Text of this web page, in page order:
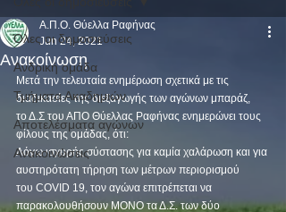
Όλες οι δημοσιεύσεις
Ανδρική ομάδα
Τμήματα Ακαδημιών
Αποτελέσματα αγώνων
Ανακοινώσεις
Ανακοίνωση
Α.Π.Ο. Θύελλα Ραφήνας
Jun 24, 2021
Μετά την τελευταία ενημέρωση σχετικά με τις
διαδικασίες της διεξαγωγής των αγώνων μπαράζ,
το Δ.Σ του ΑΠΟ Θύελλας Ραφήνας ενημερώνει τους
φίλους της ομάδας, ότι:
Λόγω ισχυρής σύστασης για καμία χαλάρωση και για
αυστηρότατη τήρηση των μέτρων περιορισμού
του COVID 19, τον αγώνα επιτρέπεται να
παρακολουθήσουν ΜΟΝΟ τα Δ.Σ. των δύο